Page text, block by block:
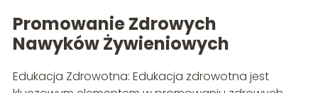
Promowanie Zdrowych
Nawyków Żywieniowych
Edukacja Zdrowotna: Edukacja zdrowotna jest